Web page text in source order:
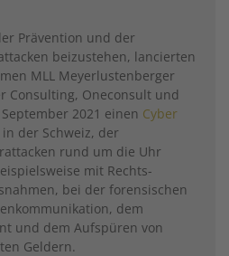
Prävention und der
beizustehen, lancierten
MLL Meyerlustenberger
Consulting, Oneconsult und
2021 einen Cyber
in der Schweiz, der
rund um die Uhr
mit Rechts­
bei der forensischen
dem
und dem Aufspüren von
Geldern.